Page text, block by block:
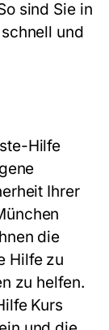
sind Sie in
und
Hilfe
Ihrer
die
Hilfe zu
zu helfen.
Kurs